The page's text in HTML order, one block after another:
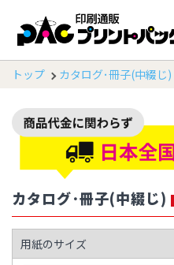
トップ カタログ･冊子(中綴じ)
カタログ･冊子(中綴じ)
用紙のサイズ